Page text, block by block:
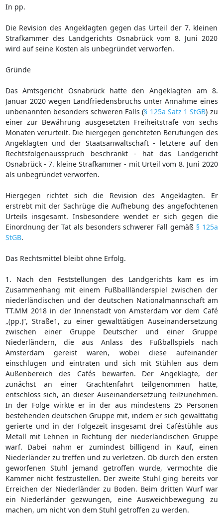
In pp.
Die Revision des Angeklagten gegen das Urteil der 7. kleinen
Strafkammer des Landgerichts Osnabrück vom 8. Juni 2020
wird auf seine Kosten als unbegründet verworfen.
Gründe
Das Amtsgericht Osnabrück hatte den Angeklagten am 8.
Januar 2020 wegen Landfriedensbruchs unter Annahme eines
unbenannten besonders schweren Falls (§ 125a Satz 1 StGB) zu
einer zur Bewährung ausgesetzten Freiheitstrafe von sechs
Monaten verurteilt. Die hiergegen gerichteten Berufungen des
Angeklagten und der Staatsanwaltschaft - letztere auf den
Rechtsfolgenausspruch beschränkt - hat das Landgericht
Osnabrück - 7. kleine Strafkammer - mit Urteil vom 8. Juni 2020
als unbegründet verworfen.
Hiergegen richtet sich die Revision des Angeklagten. Er
erstrebt mit der Sachrüge die Aufhebung des angefochtenen
Urteils insgesamt. Insbesondere wendet er sich gegen die
Einordnung der Tat als besonders schwerer Fall gemäß § 125a
StGB.
Das Rechtsmittel bleibt ohne Erfolg.
1. Nach den Feststellungen des Landgerichts kam es im
Zusammenhang mit einem Fußballländerspiel zwischen der
niederländischen und der deutschen Nationalmannschaft am
TT.MM 2018 in der Innenstadt von Amsterdam vor dem Café
„(pp.)“, Straße1, zu einer gewalttätigen Auseinandersetzung
zwischen einer Gruppe Deutscher und einer Gruppe
Niederländern, die aus Anlass des Fußballspiels nach
Amsterdam gereist waren, wobei diese aufeinander
einschlugen und eintraten und sich mit Stühlen aus dem
Außenbereich des Cafés bewarfen. Der Angeklagte, der
zunächst an einer Grachtenfahrt teilgenommen hatte,
entschloss sich, an dieser Auseinandersetzung teilzunehmen.
In der Folge wirkte er in der aus mindestens 25 Personen
bestehenden deutschen Gruppe mit, indem er sich gewalttätig
gerierte und in der Folgezeit insgesamt drei Caféstühle aus
Metall mit Lehnen in Richtung der niederländischen Gruppe
warf. Dabei nahm er zumindest billigend in Kauf, einen
Niederländer zu treffen und zu verletzen. Ob durch den ersten
geworfenen Stuhl jemand getroffen wurde, vermochte die
Kammer nicht festzustellen. Der zweite Stuhl ging bereits vor
Erreichen der Niederländer zu Boden. Beim dritten Wurf war
ein Niederländer gezwungen, eine Ausweichbewegung zu
machen, um nicht von dem Stuhl getroffen zu werden.